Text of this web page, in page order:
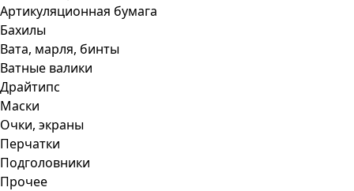
Артикуляционная бумага
Бахилы
Вата, марля, бинты
Ватные валики
Драйтипс
Маски
Очки, экраны
Перчатки
Подголовники
Прочее